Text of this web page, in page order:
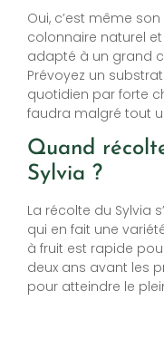
Oui, c’est même
colonnaire naturel
adapté à un grand
Prévoyez un
quotidien par forte
faudra malgré tout
Quand
Sylvia ?
La récolte du Sylvia
qui en fait une
à fruit est rapide
deux ans avant les
pour atteindre le